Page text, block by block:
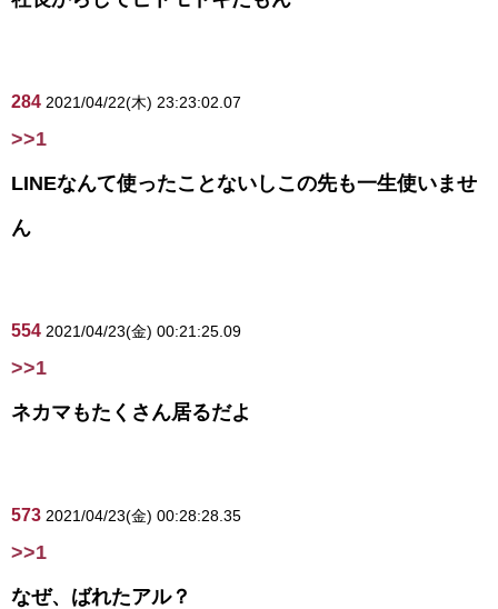
284 2021/04/22(木) 23:23:02.07
>>1
LINEなんて使ったことないしこの先も一生使いませ
ん
554 2021/04/23(金) 00:21:25.09
>>1
ネカマもたくさん居るだよ
573 2021/04/23(金) 00:28:28.35
>>1
なぜ、ばれたアル？